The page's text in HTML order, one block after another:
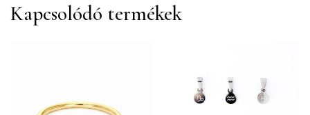
Kapcsolódó termékek